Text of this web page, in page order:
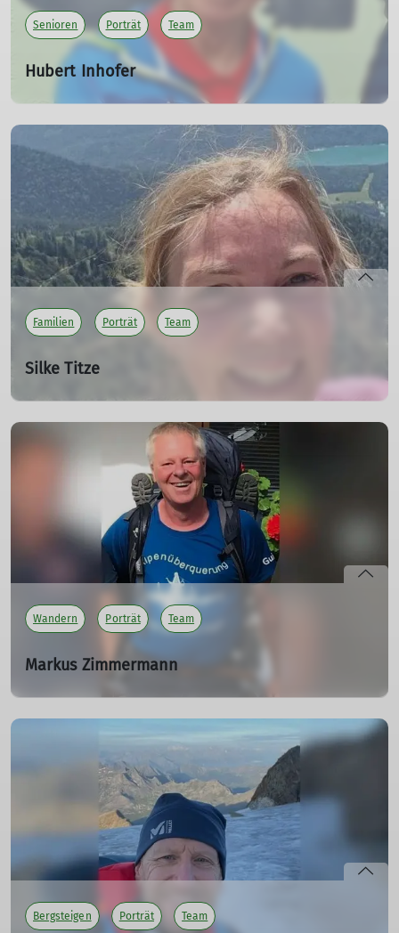
Senioren Porträt Team
Hubert Inhofer
Leiter Seniorengruppe
Hubert organisiert die Seniorengruppe unserer Sektion.
Gemeinsam mit anderen Mitgliedern ist er regelmäßig
beim Wandern, Radfahren und bei geselligen Treffen
mehr erfahren
Familien Porträt Team
Silke Titze
Silke leitet die Familiengruppe unserer Sektion und
organisiert gemeinsame Aktivitäten für Familien. Ob
Familienklettern, Wanderungen oder Ausflüge – im
Mittelpunkt stehen Gemeinschaft und gemeinsame
Naturerlebnisse.
Wandern Porträt Team
Markus Zimmermann
Tourenleiter Wandern
Markus begeistert sich für Hütten- und
Fernwanderungen, Schneeschuhtouren und alpine
Erlebnisse abseits der bekannten Wege. Als Tourenleiter
möchte er seine Faszination für die Berge mit anderen
mehr erfahren
Bergsteigen Porträt Team